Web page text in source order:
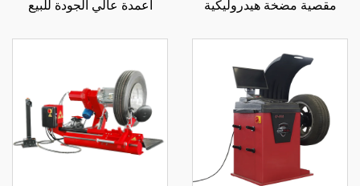
مقصية مضخة هيدروليكية
السيارات
أعمدة عالي الجودة للبيع